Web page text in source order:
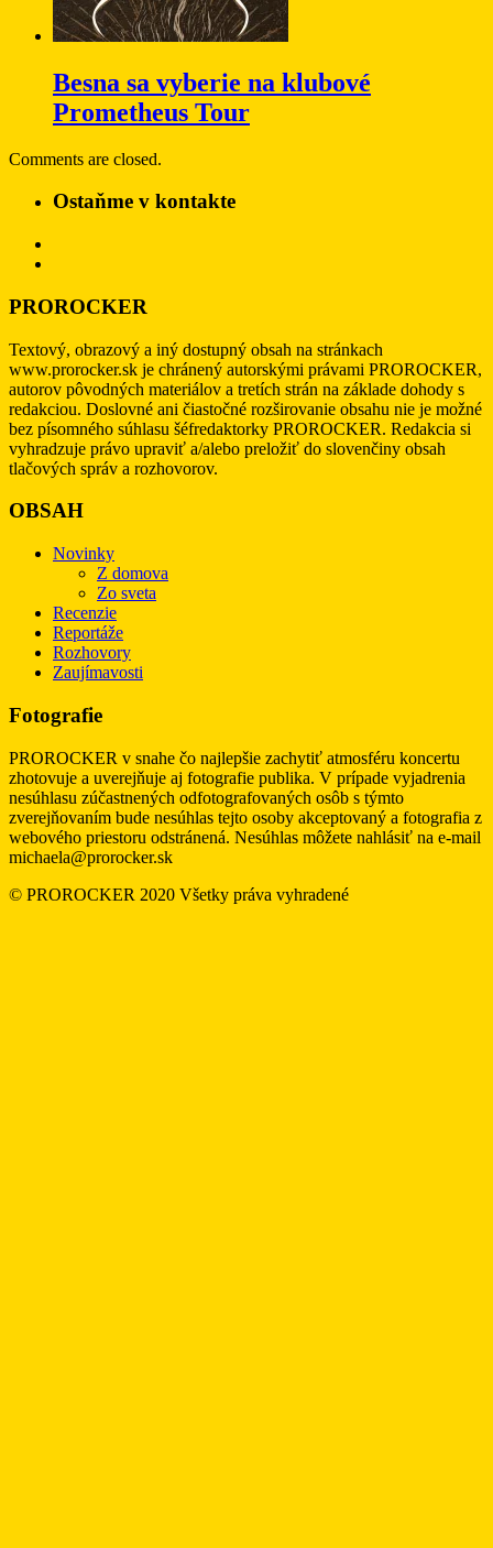
Besna sa vyberie na klubové
Prometheus Tour
Comments are closed.
Ostaňme v kontakte
PROROCKER
Textový, obrazový a iný dostupný obsah na stránkach
www.prorocker.sk je chránený autorskými právami PROROCKER,
autorov pôvodných materiálov a tretích strán na základe dohody s
redakciou. Doslovné ani čiastočné rozširovanie obsahu nie je možné
bez písomného súhlasu šéfredaktorky PROROCKER. Redakcia si
vyhradzuje právo upraviť a/alebo preložiť do slovenčiny obsah
tlačových správ a rozhovorov.
OBSAH
Novinky
Z domova
Zo sveta
Recenzie
Reportáže
Rozhovory
Zaujímavosti
Fotografie
PROROCKER v snahe čo najlepšie zachytiť atmosféru koncertu
zhotovuje a uverejňuje aj fotografie publika. V prípade vyjadrenia
nesúhlasu zúčastnených odfotografovaných osôb s týmto
zverejňovaním bude nesúhlas tejto osoby akceptovaný a fotografia z
webového priestoru odstránená. Nesúhlas môžete nahlásiť na e-mail
michaela@prorocker.sk
© PROROCKER 2020 Všetky práva vyhradené